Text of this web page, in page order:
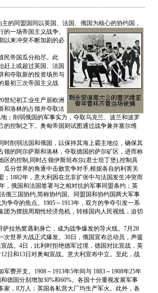
同盟国同以英国、法国、俄国为核心的协约国，
一场帝国主义战争。
来冲突不断加剧的必
帝国瓜分殆尽。此
赶上或超过英国、法国
和夺取新的投资场所与
最初三次帝国主义战
纪初工业生产居欧洲
和洛林的占领并夺取法
；削弱俄国的军事实力，夺取乌克兰、波兰和波罗
控制之下。奥匈帝国则试图通过战争兼并塞尔维
削弱法国和俄国，以保持其海上霸主地位，确保其
的阿尔萨斯和洛林，夺取德国的萨尔矿区，进而称
的控制,同时占领伊斯坦布尔(君士坦丁堡),控制具
分世界的角逐中击败竞争对手,根据各自的利害关
1882年，意大利因在北非扩张中与法国发生冲突而
，俄国和法国签署与之相对抗的军事同盟条约；英
俄三国协约,简称协约国。同盟国和协约国两大军事
争夺的焦点。1905～1913年，双方的争夺引发一系
为摆脱周期性经济危机，转移国内人民视线，迫切
拉热窝遇刺身亡，成为战争爆发的导火线。7月28
世界大战正式爆发。30日，俄国宣布总动员，声援
战。4日，比利时拒绝德军过境，德国对比宣战，英
日和13日对奥匈宣战。意大利宣布中立。至此，战
开支。1908～1913年5年间与 1883～1908年25年
德国分别增加30%和60%。各国十分重视发展军事
家，8万人；英国各私营大厂均生产军火。此外，各